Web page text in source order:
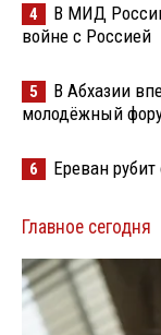
4
В МИД
войне с Россией
5
В Абхазии
молодёжный
6 Ереван
Главное сегодня